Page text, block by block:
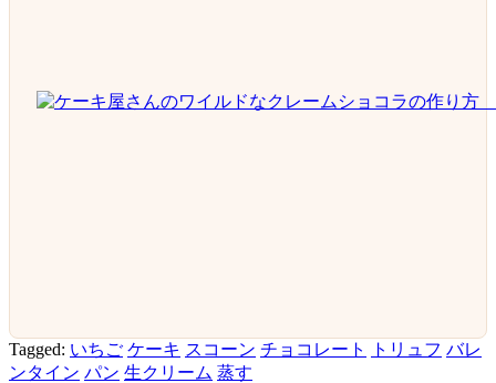
Tagged: いちご ケーキ スコーン チョコレート トリュフ バレ
ンタイン パン 生クリーム 蒸す